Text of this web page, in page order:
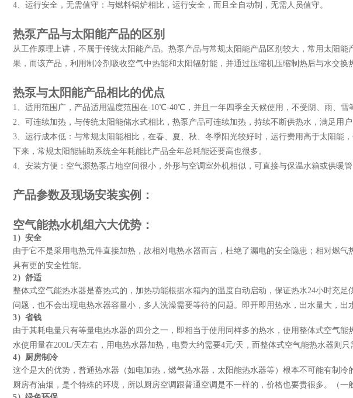
4、运行安全，无需值守：与燃料锅炉相比，运行安全，而且全自动制，无需人员值守。
热泵产品与太阳能产品的区别
从工作原理上讲，不属于传统太阳能产品。热泵产品与常规太阳能产品区别较大，常用太阳
果，而该产品，利用制冷剂吸收空气中热能和太阳辐射能，并通过压缩机压缩制热后与水交换
热泵与太阳能产品相比的优点
1、适用范围广，产品适用温度范围在-10℃-40℃，并且一年四季全天候使用，不受阴、雨、雪
2、可连续加热，与传统太阳能储水式相比，热泵产品可连续加热，持续不断供热水，满足用户
3、运行成本低：与常规太阳能相比，在春、夏、秋、冬季阳光较好时，运行费用高于太阳能
下来，常规太阳能辅助系统全年耗能比产品全年总耗能还要高也很多。
4、安装方便：空气源热泵占地空间很小，外形与空调室外机相似，可直接与保温水箱或供暖
产品参数及现场安装实例：
空气能热水机组 六大优势：
1） 安全
由于它不是采用电热元件直接加热，故相对电热水器而言，杜绝了漏电的安全隐患；相对燃
具有更的安全性能。
2） 舒适
整体式空气能热水器是蓄热式的，加热功能根据水箱内的温度自动启动，保证热水24小时充足
问题，也不会出现电热水器容量小，多人洗澡需要等待的问题。即开即用热水，出水量大，出
3） 省钱
由于其耗电量只有等量电热水器的四分之一，即相当于使用同样多的热水，使用整体式空气
水使用量在200L/天左右，用电热水器加热，电费大约需要4元/天，而整体式空气能热水器则只
4） 厨房制冷
这个是大的优势，普通热水器（如电加热，燃气热水器，太阳能热水器等）根本不可能有制
厨房有油烟，是个特殊的环境，所以厨房空调跟普通空调是不一样的，价格也要贵很多。（一